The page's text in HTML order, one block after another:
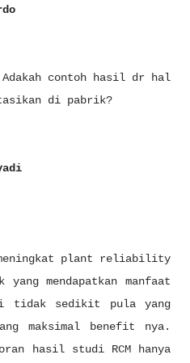
contoh hasil dr hal
di pabrik?
meningkat plant reliability
yang mendapatkan manfaat
tidak sedikit pula yang
maksimal benefit nya.
hasil studi RCM hanya